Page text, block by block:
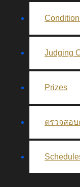
Judging
Prizes
ตรวจสอ